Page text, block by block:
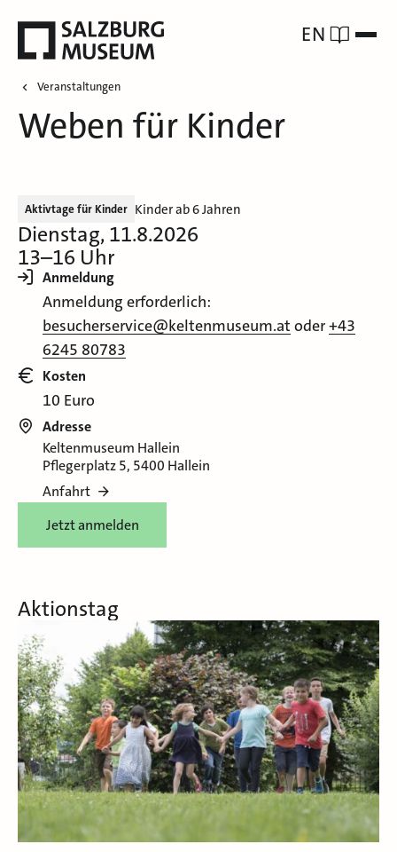
EN
Veranstaltungen
Weben für Kinder
Aktivtage für Kinder Kinder ab 6 Jahren
Dienstag, 11.8.2026
13–16 Uhr
Anmeldung
Anmeldung erforderlich:
besucherservice@keltenmuseum.at oder+43
6245 80783
Kosten
10 Euro
Adresse
Keltenmuseum Hallein
Pflegerplatz 5, 5400 Hallein
Anfahrt
Jetzt anmelden
Aktionstag